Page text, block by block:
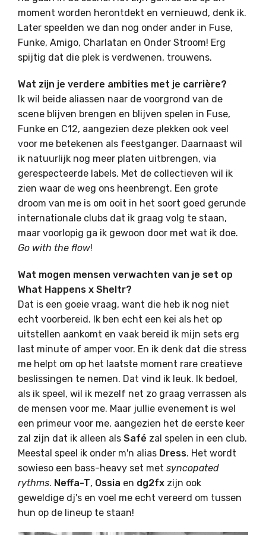
moment worden herontdekt en vernieuwd, denk ik.
Later speelden we dan nog onder ander in Fuse,
Funke, Amigo, Charlatan en Onder Stroom! Erg
spijtig dat die plek is verdwenen, trouwens.
Wat zijn je verdere ambities met je carrière?
Ik wil beide aliassen naar de voorgrond van de
scene blijven brengen en blijven spelen in Fuse,
Funke en C12, aangezien deze plekken ook veel
voor me betekenen als feestganger. Daarnaast wil
ik natuurlijk nog meer platen uitbrengen, via
gerespecteerde labels. Met de collectieven wil ik
zien waar de weg ons heenbrengt. Een grote
droom van me is om ooit in het soort goed gerunde
internationale clubs dat ik graag volg te staan,
maar voorlopig ga ik gewoon door met wat ik doe.
Go with the flow!
Wat mogen mensen verwachten van je set op
What Happens x Sheltr?
Dat is een goeie vraag, want die heb ik nog niet
echt voorbereid. Ik ben echt een kei als het op
uitstellen aankomt en vaak bereid ik mijn sets erg
last minute of amper voor. En ik denk dat die stress
me helpt om op het laatste moment rare creatieve
beslissingen te nemen. Dat vind ik leuk. Ik bedoel,
als ik speel, wil ik mezelf net zo graag verrassen als
de mensen voor me. Maar jullie evenement is wel
een primeur voor me, aangezien het de eerste keer
zal zijn dat ik alleen als Safé zal spelen in een club.
Meestal speel ik onder m'n alias Dress. Het wordt
sowieso een bass-heavy set met syncopated
rythms. Neffa-T, Ossia en dg2fx zijn ook
geweldige dj's en voel me echt vereerd om tussen
hun op de lineup te staan!